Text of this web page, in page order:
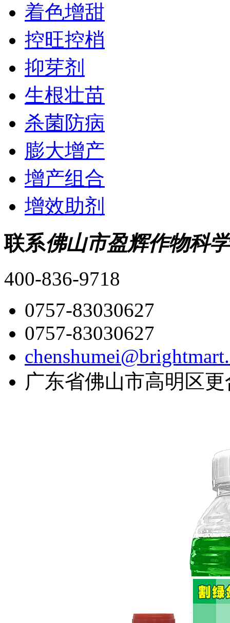
着色增甜
控旺控梢
抑芽剂
生根壮苗
杀菌防病
膨大增产
增产组合
增效助剂
联系佛山市盈辉作物科
400-836-9718
0757-83030627
0757-83030627
广东省佛山市高明区